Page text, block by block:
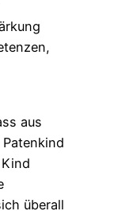
aus
überall